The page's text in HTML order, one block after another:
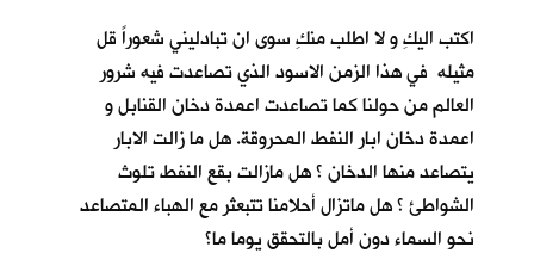
اكتب اليكِ و لا اطلب منكِ سوى ان تبادليني شعوراً قل
مثيله في هذا الزمن الاسود الذي تصاعدت فيه شرور
العالم من حولنا كما تصاعدت اعمدة دخان القنابل و
اعمدة دخان ابار النفط المحروقة. هل ما زالت الابار
يتصاعد منها الدخان ؟ هل مازالت بقع النفط تلوث
الشواطئ ؟ هل ماتزال أحلامنا تتبعثر مع الهباء المتصاعد
نحو السماء دون أمل بالتحقق يوما ما؟